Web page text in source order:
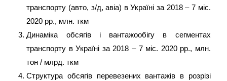
транспорту (авто, з/д, авіа) в Україні за 2018 – 7 міс.
2020 рр., млн. ткм
Динаміка обсягів і вантажообігу в сегментах
транспорту в Україні за 2018 – 7 міс. 2020 рр., млн.
тон / млрд. ткм
Структура обсягів перевезених вантажів в розрізі